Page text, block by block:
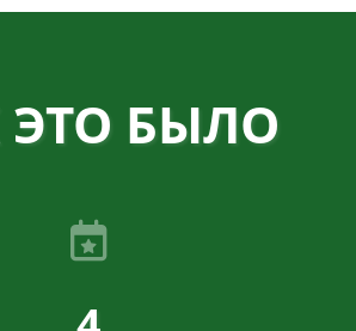
ЭТО БЫЛО